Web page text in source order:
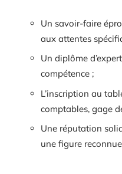
Un savoir-faire
aux attentes
Un diplôme
compétence ;
L’inscription au
comptables, gage
Une réputation
une figure